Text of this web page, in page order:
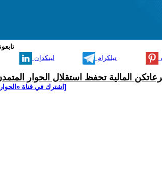
لينكدإن تيلكرام
المالية تحفظ استقلال الحوار
[اشترك في قناة